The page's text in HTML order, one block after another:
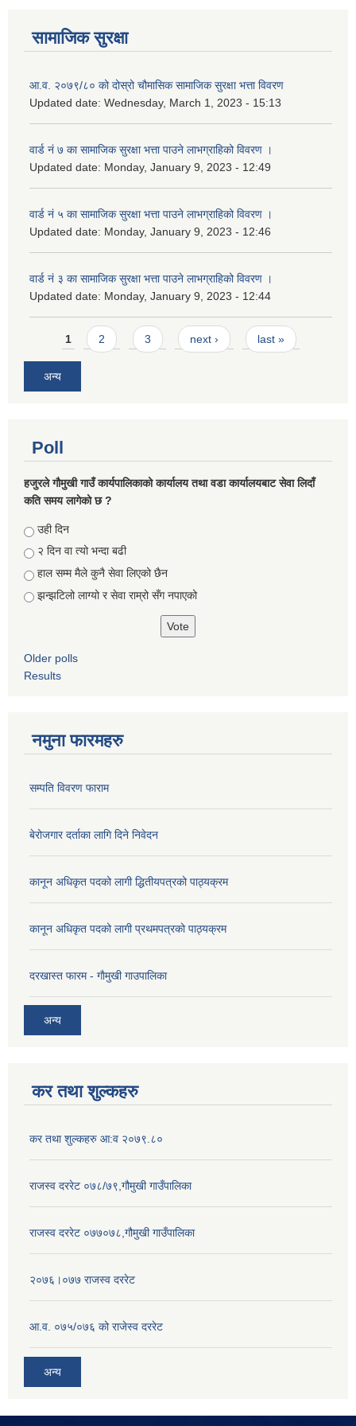
सामाजिक सुरक्षा
आ.व. २०७९/८० को दोस्रो चौमासिक सामाजिक सुरक्षा भत्ता विवरण
Updated date: Wednesday, March 1, 2023 - 15:13
वार्ड नं ७ का सामाजिक सुरक्षा भत्ता पाउने लाभग्राहिको विवरण ।
Updated date: Monday, January 9, 2023 - 12:49
वार्ड नं ५ का सामाजिक सुरक्षा भत्ता पाउने लाभग्राहिको विवरण ।
Updated date: Monday, January 9, 2023 - 12:46
वार्ड नं ३ का सामाजिक सुरक्षा भत्ता पाउने लाभग्राहिको विवरण ।
Updated date: Monday, January 9, 2023 - 12:44
Pages
1 2 3 next › last »
अन्य
Poll
हजुरले गौमुखी गाउँ कार्यपालिकाको कार्यालय तथा वडा कार्यालयबाट सेवा लिदाँ
कति समय लागेको छ ?
Choices
उही दिन
२ दिन वा त्यो भन्दा बढी
हाल सम्म मैले कुनै सेवा लिएको छैन
झन्झटिलो लाग्यो र सेवा राम्रो सँग नपाएको
Older polls
Results
नमुना फारमहरु
सम्पति विवरण फाराम
बेरोजगार दर्ताका लागि दिने निवेदन
कानून अधिकृत पदको लागी द्धितीयपत्रको पाठ्यक्रम
कानून अधिकृत पदको लागी प्रथमपत्रको पाठ्यक्रम
दरखास्त फारम - गाैमुखी गाउपालिका
अन्य
कर तथा शुल्कहरु
कर तथा शुल्कहरु आ:व २०७९.८०
राजस्व दररेट ०७८/७९,गौमुखी गाउँपालिका
राजस्व दररेट ०७७०७८,गौमुखी गाउँपालिका
२०७६।०७७ राजस्व दररेट
आ.व. ०७५/०७६ को राजेस्व दररेट
अन्य